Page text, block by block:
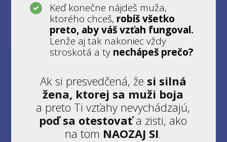
Keď konečne nájdeš muža,
ktorého chceš, robíš všetko
preto, aby váš vzťah fungoval.
Lenže aj tak nakoniec vždy
stroskotá a ty nechápeš prečo?
Ak si presvedčená, že si silná
žena, ktorej sa muži boja
a preto Ti vzťahy nevychádzajú,
poď sa otestovaťa zisti, ako
na tom NAOZAJ SI.